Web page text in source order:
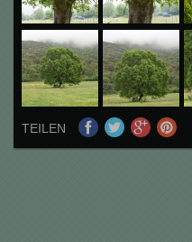
TEILEN